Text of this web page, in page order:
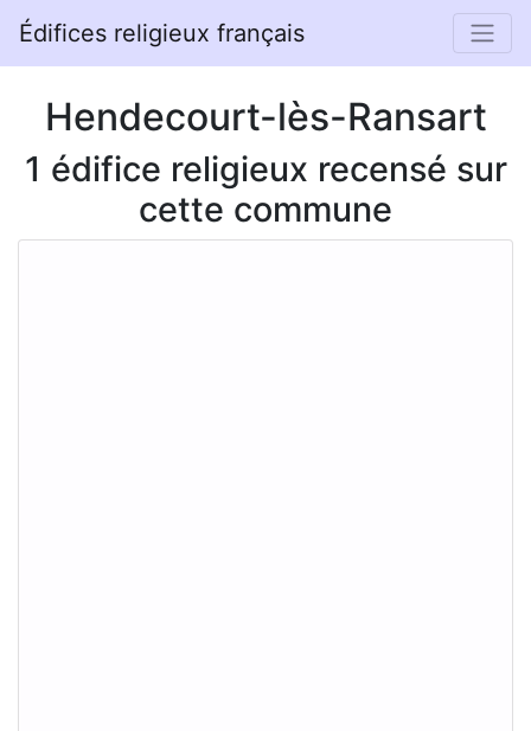
Édifices religieux français
Hendecourt-lès-Ransart
1 édifice religieux recensé sur
cette commune